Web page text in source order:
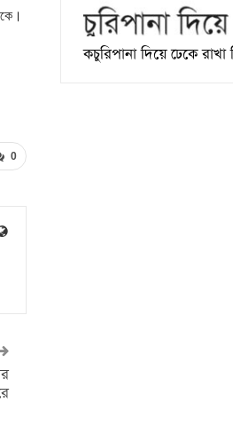
0
কচুরিপানা দিয়ে ঢেকে